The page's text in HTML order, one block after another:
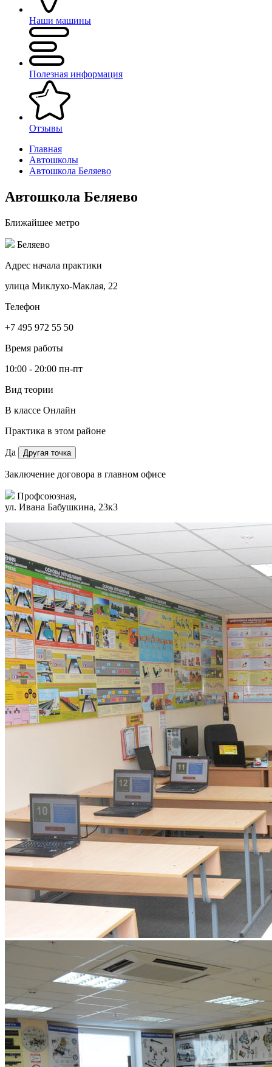
Наши машины
Полезная информация
Отзывы
Главная
Автошколы
Автошкола Беляево
Автошкола Беляево
Ближайшее метро
Беляево
Адрес начала практики
улица Миклухо-Маклая, 22
Телефон
+7 495 972 55 50
Время работы
10:00 - 20:00 пн-пт
Вид теории
В классе Онлайн
Практика в этом районе
Да Другая точка
Заключение договора в главном офисе
Профсоюзная,
ул. Ивана Бабушкина, 23к3